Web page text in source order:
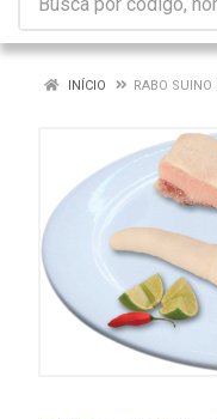
INÍCIO RABO